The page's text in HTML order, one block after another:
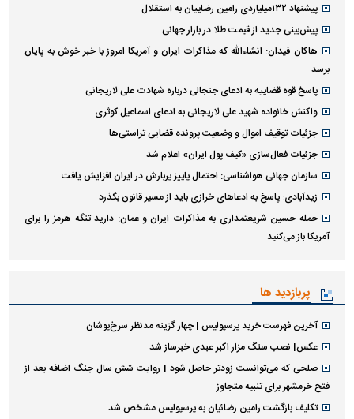
پیشنهاد ۱۳۲میلیاردی رامین رضاییان به استقلال
پیش‌بینی جدید از قیمت طلا در بازار جهانی
هاکان فیدان: انشاءالله که مذاکرات ایران و آمریکا امروز با خبر خوش به پایان
برسد
پاسخ قوه قضاییه به ادعای جنجالی درباره شهادت علی لاریجانی
واکنش خانواده شهید علی لاریجانی به ادعای اسماعیل کوثری
جزئیات توقیف اموال و وضعیت پرونده قضایی تراستی‌ها
جزئیات فعال‌سازی «کیف پول ایران» اعلام شد
سازمان جهانی هواشناسی: احتمال پاییز پربارش در ایران افزایش یافت
زیدآبادی: پاسخ به ادعا‌های خرازی باید از مسیر قانون بگذرد
حمله حسین شریعتمداری به مذاکرات ایران و عمان: دارید تنگه هرمز را برای
آمریکا باز می‌کنید
پربازدید ها
آخرین فهرست خرید پرسپولیس | چهار گزینه مدنظر سرخ‌پوشان
عکس| نصب سنگ مزار اکبر عبدی خبرساز شد
صلحی که می‌توانست زودتر حاصل شود | روایت شش سال جنگ اضافه بعد از
فتح خرمشهر برای تنبیه متجاوز
تکلیف بازگشت رامین رضائیان به پرسپولیس مشخص شد